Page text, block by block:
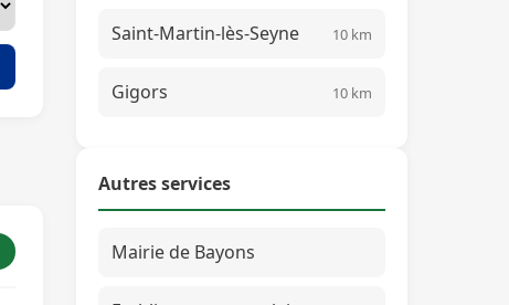
Saint-Martin-lès-Seyne 10 km
Gigors 10 km
Autres services
Mairie de Bayons